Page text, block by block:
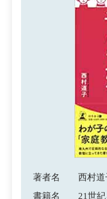
著者名
西村道
書籍名
21世